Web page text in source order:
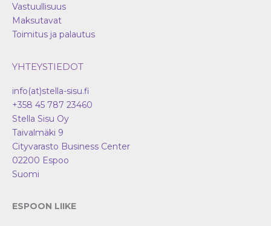
Vastuullisuus
Maksutavat
Toimitus ja palautus
YHTEYSTIEDOT
info(at)stella-sisu.fi
+358 45 787 23460
Stella Sisu Oy
Taivalmäki 9
Cityvarasto Business Center
02200 Espoo
Suomi
ESPOON LIIKE